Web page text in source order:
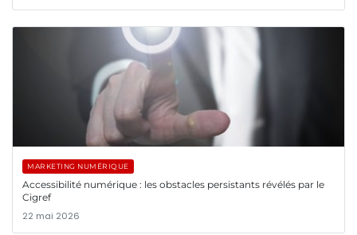
MARKETING NUMÉRIQUE
Accessibilité numérique : les obstacles persistants révélés par le
Cigref
22 mai 2026